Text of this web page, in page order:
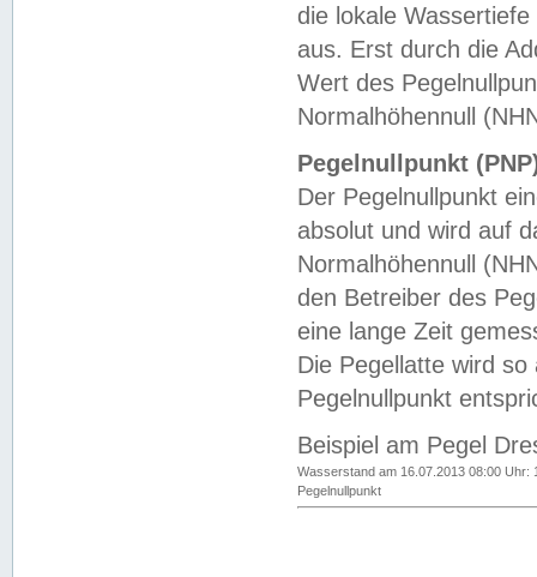
die lokale
aus. Erst durch die
Wert des
Normalhöhennull
Pegelnullpunkt
Der Pegelnullpunkt
absolut und wird auf
Normalhöhennull
den Betreiber des
eine lange Zeit
Die Pegellatte wird
Pegelnullpunkt
Beispiel am Pegel
Wasserstand am 16.07.2013 08:00 Uhr:
Pegelnullpunkt